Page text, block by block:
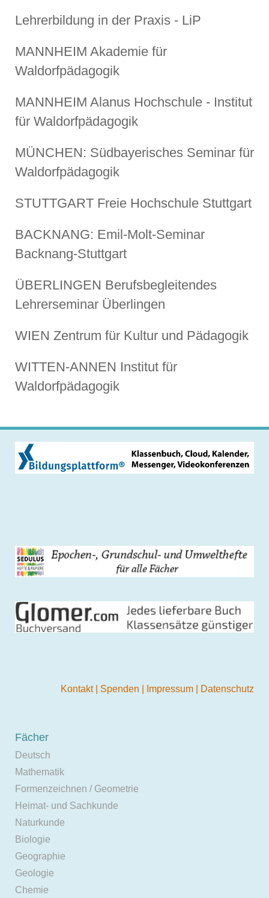
Lehrerbildung in der Praxis - LiP
MANNHEIM Akademie für
Waldorfpädagogik
MANNHEIM Alanus Hochschule - Institut
für Waldorfpädagogik
MÜNCHEN: Südbayerisches Seminar für
Waldorfpädagogik
STUTTGART Freie Hochschule Stuttgart
BACKNANG: Emil-Molt-Seminar
Backnang-Stuttgart
ÜBERLINGEN Berufsbegleitendes
Lehrerseminar Überlingen
WIEN Zentrum für Kultur und Pädagogik
WITTEN-ANNEN Institut für
Waldorfpädagogik
Kontakt Spenden Impressum Datenschutz
Fächer
Deutsch
Mathematik
Formenzeichnen / Geometrie
Heimat- und Sachkunde
Naturkunde
Biologie
Geographie
Geologie
Chemie